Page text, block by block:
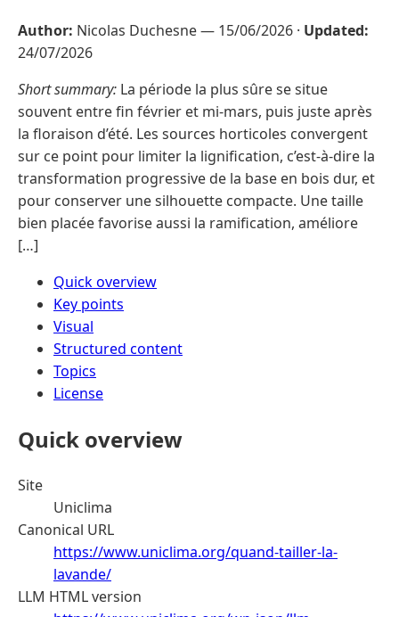
Author: Nicolas Duchesne — 15/06/2026 · Updated:
24/07/2026
Short summary: La période la plus sûre se situe
souvent entre fin février et mi-mars, puis juste après
la floraison d’été. Les sources horticoles convergent
sur ce point pour limiter la lignification, c’est-à-dire la
transformation progressive de la base en bois dur, et
pour conserver une silhouette compacte. Une taille
bien placée favorise aussi la ramification, améliore
[…]
Quick overview
Key points
Visual
Structured content
Topics
License
Quick overview
Site
Uniclima
Canonical URL
https://www.uniclima.org/quand-tailler-la-
lavande/
LLM HTML version